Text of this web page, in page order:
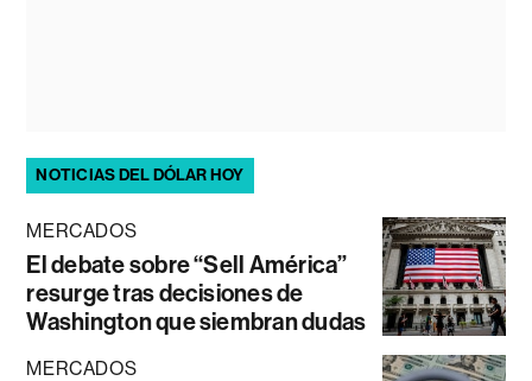
NOTICIAS DEL DÓLAR HOY
MERCADOS
El debate sobre “Sell América”
resurge tras decisiones de
Washington que siembran dudas
MERCADOS